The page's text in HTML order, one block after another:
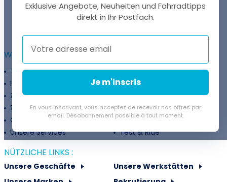
EINE FRAGE?
WEITERFÜHRENDE INFORMATIONEN :
Treueprogramm
Unternehmen
Finanzierung
Treueprogramm
Zahlungsflexibilität
Fahrradanpassung
Zuschüsse
Rückgaberichtlinie
Gutschein
Velovermietung
Unsere Services
Test & Ride
NÜTZLICHE LINKS :
Unsere Geschäfte
Unsere Werkstätten
Exklusive Angebote, Neuheiten und Fahrradtipps
direkt in Ihr Postfach.
Je m'inscris
En vous inscrivant, vous acceptez de recevoir nos offres par
email. Désabonnement possible à tout moment.